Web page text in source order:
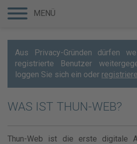
Aus Privacy-Gründen dürfen
registrierte Benutzer
loggen Sie sich ein oder
WAS IST THUN-WEB?
Thun-Web ist die erste digitale
MENÜ